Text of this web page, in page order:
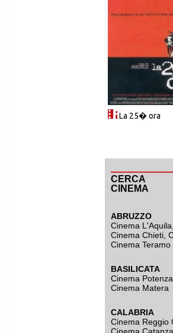
La 25� ora
CERCA
CINEMA
ABRUZZO
Cinema L'Aquila
Cinema Chieti,
Cinema Teramo
BASILICATA
Cinema Potenza
Cinema Matera
CALABRIA
Cinema Reggio
Cinema